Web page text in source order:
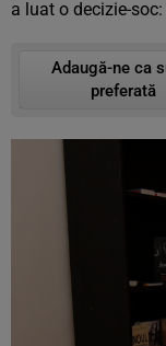
a luat o decizie-
Adaugă-ne ca
preferată